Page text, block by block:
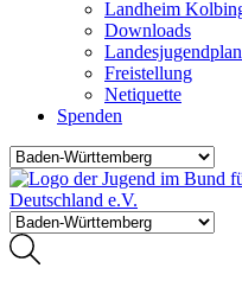
Landheim
Downloads
Freistellung
Netiquette
Spenden